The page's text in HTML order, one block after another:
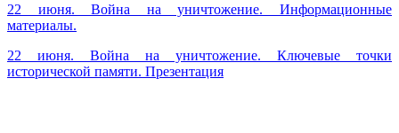
22 июня. Война на уничтожение. Информационные
материалы.
22 июня. Война на уничтожение. Ключевые точки
исторической памяти. Презентация